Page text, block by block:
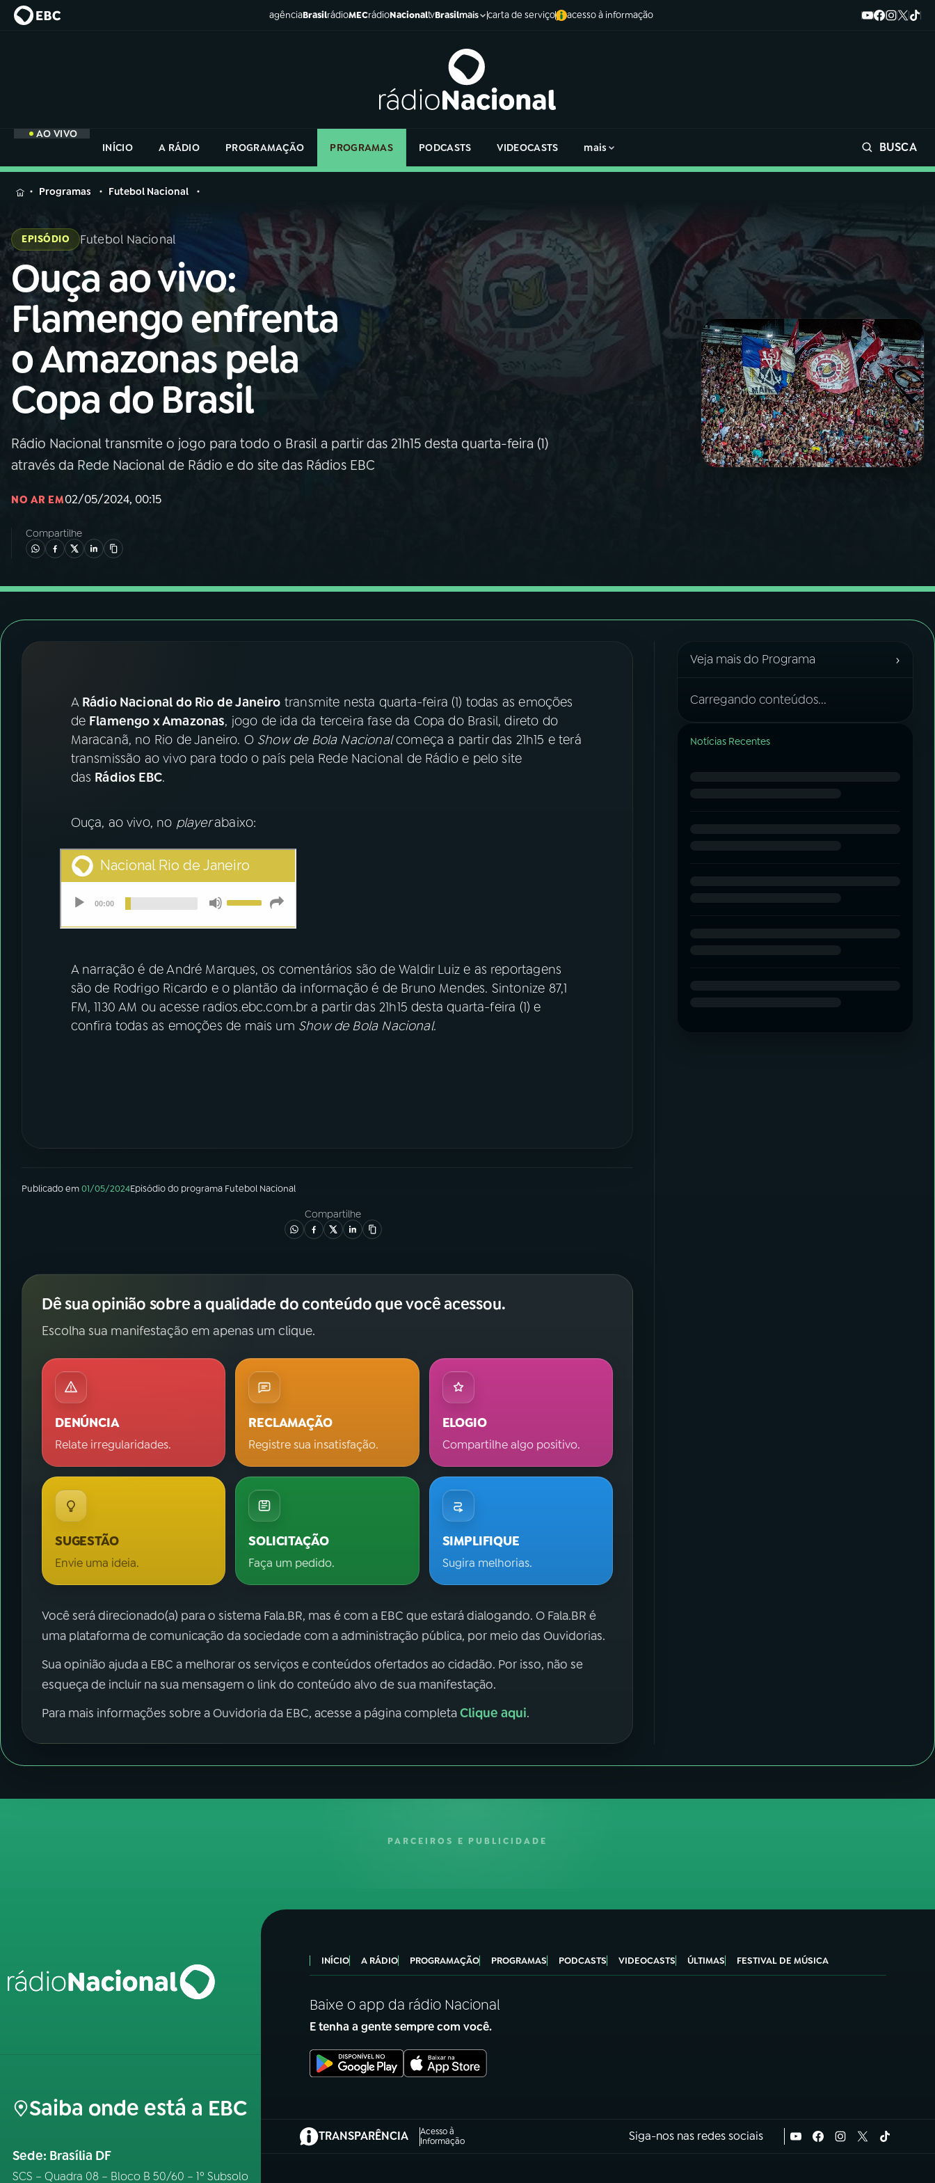
agênciaBrasilrádioMECrádioNacionaltvBrasilmais carta de serviço acesso à informação
AO VIVO
INÍCIO
A RÁDIO PROGRAMAÇÃO PROGRAMAS PODCASTS VIDEOCASTS mais BUSCA
MENU
Buscar
na
Rádio
Nacional
Buscar
AO VIVO
01INÍCIO
02A RÁDIO
03PROGRAMAÇÃO
05PODCASTS
ACOMPANHE A RÁDIO NACIONAL
YouTube Facebook
Instagram
na
Rádio
Nacional
Programas Futebol Nacional
EPISÓDIO Futebol Nacional
Ouça ao vivo:
Flamengo enfrenta
o Amazonas pela
Copa do Brasil
Rádio Nacional transmite o jogo para todo o Brasil a partir das 21h15 desta quarta-feira (1)
através da Rede Nacional de Rádio e do site das Rádios EBC
NO AR EM02/05/2024, 00:15
Compartilhe
A Rádio Nacional do Rio de Janeiro transmite nesta quarta-feira (1) todas as emoções
de Flamengo x Amazonas, jogo de ida da terceira fase da Copa do Brasil, direto do
Maracanã, no Rio de Janeiro. O Show de Bola Nacionalcomeça a partir das 21h15 e terá
transmissão ao vivo para todo o país pela Rede Nacional de Rádio e pelo site
das Rádios EBC.
Ouça, ao vivo, no playerabaixo:
A narração é de André Marques, os comentários são de Waldir Luiz e as reportagens
são de Rodrigo Ricardo e o plantão da informação é de Bruno Mendes. Sintonize 87,1
FM, 1130 AM ou acesse radios.ebc.com.br a partir das 21h15 desta quarta-feira (1) e
confira todas as emoções de mais um Show de Bola Nacional.
Publicado em01/05/2024Episódiodo programa Futebol Nacional
Compartilhe
Dê sua opinião sobre a qualidade do conteúdo que você acessou.
Escolha sua manifestação em apenas um clique.
DENÚNCIA
Relate irregularidades.
RECLAMAÇÃO
Registre sua insatisfação.
ELOGIO
Compartilhe algo positivo.
SUGESTÃO
Envie uma ideia.
SOLICITAÇÃO
Faça um pedido.
SIMPLIFIQUE
Sugira melhorias.
Você será direcionado(a) para o sistema Fala.BR, mas é com a EBC que estará dialogando. O Fala.BR é
uma plataforma de comunicação da sociedade com a administração pública, por meio das Ouvidorias.
Sua opinião ajuda a EBC a melhorar os serviços e conteúdos ofertados ao cidadão. Por isso, não se
esqueça de incluir na sua mensagem o link do conteúdo alvo de sua manifestação.
Para mais informações sobre a Ouvidoria da EBC, acesse a página completaClique aqui.
Veja mais do Programa ›
Carregando conteúdos...
Notícias Recentes
PARCEIROS E PUBLICIDADE
Saiba onde está a EBC
Sede: Brasília DF
SCS – Quadra 08 – Bloco B 50/60 – 1º Subsolo
INÍCIO A RÁDIO PROGRAMAÇÃO PROGRAMAS PODCASTS VIDEOCASTS ÚLTIMAS FESTIVAL DE MÚSICA
Baixe o app da rádio Nacional
E tenha a gente sempre com você.
TRANSPARÊNCIA
Acesso à
Informação
(abre em nova aba) Siga-nos nas redes sociais